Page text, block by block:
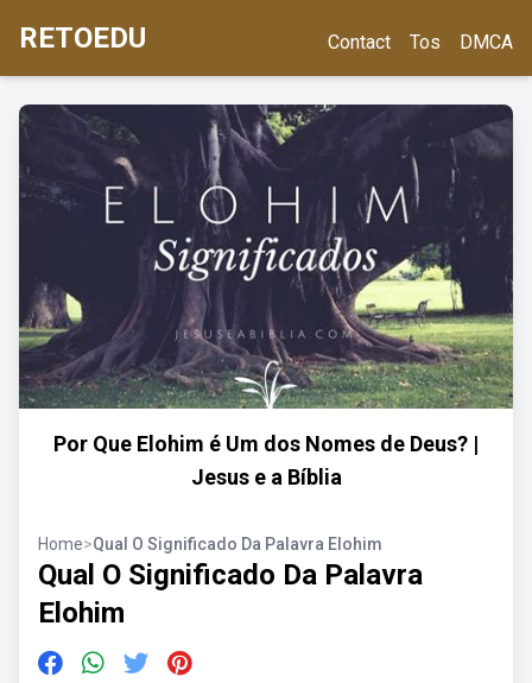
RETOEDU Contact Tos DMCA
Por Que Elohim é Um dos Nomes de Deus? |
Jesus e a Bíblia
Home>Qual O Significado Da Palavra Elohim
Qual O Significado Da Palavra
Elohim